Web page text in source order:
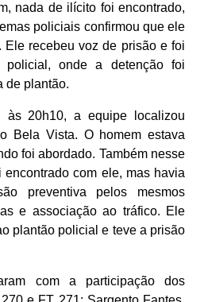
nada de ilícito foi encontrado,
policiais confirmou que ele
Ele recebeu voz de prisão e foi
policial, onde a detenção foi
de plantão.
às 20h10, a equipe localizou
Bela Vista. O homem estava
foi abordado. Também nesse
com ele, mas havia
preventiva pelos mesmos
e associação ao tráfico. Ele
plantão policial e teve a prisão
com a participação dos